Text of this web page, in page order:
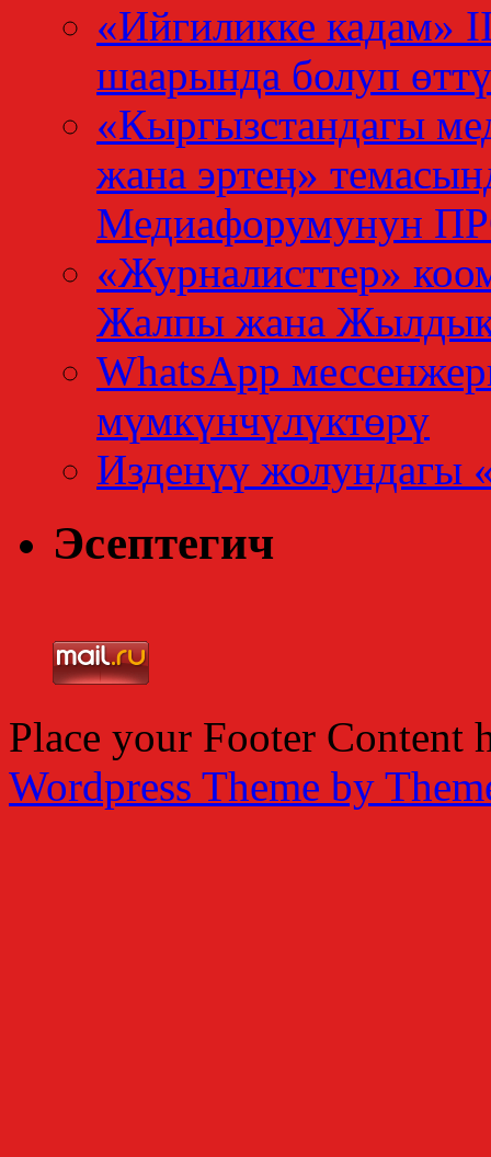
«Ийгиликке кадам»
шаарында болуп өттү
«Кыргызстандагы
жана эртеӊ»
Медиафорумунун
«Журналисттер»
Жалпы жана
WhatsApp
мүмкүнчүлүктөрү
Изденүү жолундагы
Эсептегич
Place your Footer Content
Wordpress Theme by